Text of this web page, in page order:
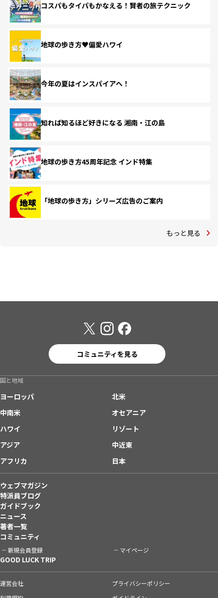
コスパもタイパもかなえる！賢者の旅テクニック
地球の歩き方♥偏愛ハワイ
今年の夏はインスパイアへ！
知れば知るほど好きになる 湘南・江の島
地球の歩き方45周年記念 インド特集
「地球の歩き方」シリーズ広告のご案内
もっと見る
コミュニティを見る
国と地域
ヨーロッパ
北米
中南米
オセアニア
ハワイ
リゾート
アジア
中近東
アフリカ
日本
ウェブマガジン
特派員ブログ
ガイドブック
ニュース
著者一覧
コミュニティ
新規会員登録 マイページ
GOOD LUCK TRIP
運営会社
プライバシーポリシー